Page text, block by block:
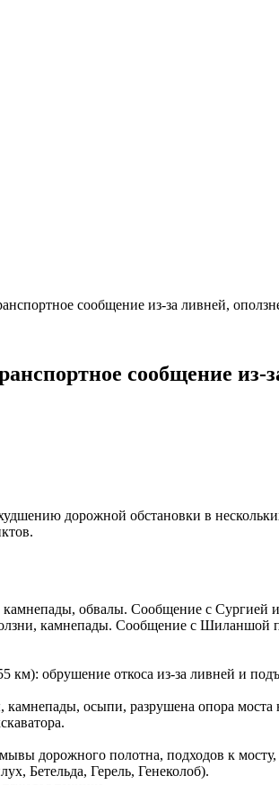
сообщение из-за ливней,
сообщение из-
дорожной обстановки в
обвалы. Сообщение с Сургией
камнепады. Сообщение с Шиланшой
обрушение откоса из-за ливней и
осыпи, разрушена опора
дорожного полотна, подходов к
Бетельда, Герель, Генеколоб).